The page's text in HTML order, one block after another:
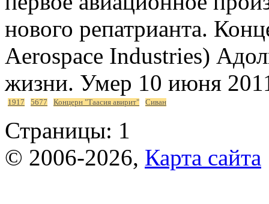
нового репатрианта.
Aerospace Industries)
жизни. Умер 10 июня
1917 5677 Концерн "Таасия авирит" Сиван
Страницы: 1
© 2006-2026, Карта сайта